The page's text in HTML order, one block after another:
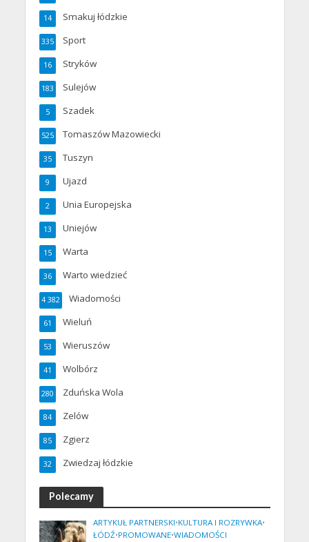
Smakuj łódzkie
14
Sport
335
Stryków
16
Sulejów
183
Szadek
5
Tomaszów Mazowiecki
525
Tuszyn
35
Ujazd
9
Unia Europejska
2
Uniejów
13
Warta
15
Warto wiedzieć
36
Wiadomości
4 382
Wieluń
61
Wieruszów
53
Wolbórz
41
Zduńska Wola
280
Zelów
84
Zgierz
85
Zwiedzaj łódzkie
32
Polecamy
ARTYKUŁ PARTNERSKI•KULTURA I ROZRYWKA•
ŁÓDŹ•PROMOWANE•WIADOMOŚCI